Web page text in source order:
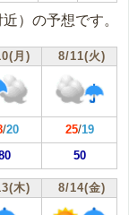
）の予想です。
月) 8/11(火)
/20 25/19
50
木) 8/14(金)